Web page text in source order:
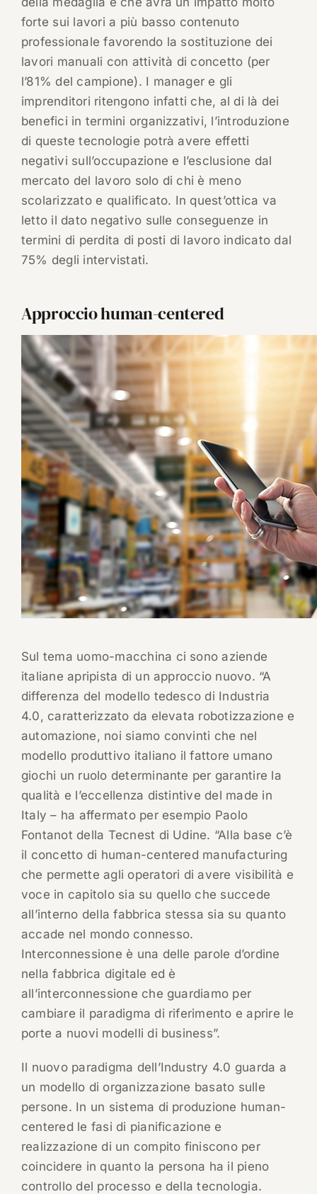
forte sui lavori a più basso contenuto
professionale favorendo la sostituzione dei
lavori manuali con attività di concetto (per
l’81% del campione). I manager e gli
imprenditori ritengono infatti che, al di là dei
benefici in termini organizzativi, l’introduzione
di queste tecnologie potrà avere effetti
negativi sull’occupazione e l’esclusione dal
mercato del lavoro solo di chi è meno
scolarizzato e qualificato. In quest’ottica va
letto il dato negativo sulle conseguenze in
termini di perdita di posti di lavoro indicato dal
75% degli intervistati.
Approccio human-centered
Sul tema uomo-macchina ci sono aziende
italiane apripista di un approccio nuovo. “A
differenza del modello tedesco di Industria
4.0, caratterizzato da elevata robotizzazione e
automazione, noi siamo convinti che nel
modello produttivo italiano il fattore umano
giochi un ruolo determinante per garantire la
qualità e l’eccellenza distintive del made in
Italy – ha affermato per esempio Paolo
Fontanot della Tecnest di Udine. “Alla base c’è
il concetto di human-centered manufacturing
che permette agli operatori di avere visibilità e
voce in capitolo sia su quello che succede
all’interno della fabbrica stessa sia su quanto
accade nel mondo connesso.
Interconnessione è una delle parole d’ordine
nella fabbrica digitale ed è
all’interconnessione che guardiamo per
cambiare il paradigma di riferimento e aprire le
porte a nuovi modelli di business”.
Il nuovo paradigma dell’Industry 4.0 guarda a
un modello di organizzazione basato sulle
persone. In un sistema di produzione human-
centered le fasi di pianificazione e
realizzazione di un compito finiscono per
coincidere in quanto la persona ha il pieno
controllo del processo e della tecnologia.